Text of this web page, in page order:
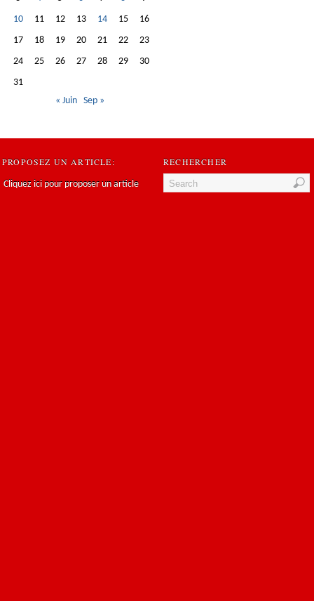
10
11 12 13 14 15
16
17
18 19 20 21 22
23
24
25 26 27 28 29
30
31
« Juin Sep »
PROPOSEZ UN ARTICLE:
Cliquez ici pour proposer un article
RECHERCHER